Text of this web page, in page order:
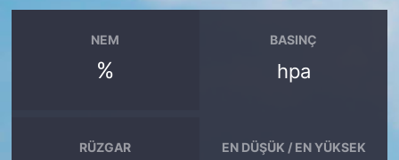
NEM
%
BASINÇ
hpa
RÜZGAR EN DÜŞÜK / EN YÜKSEK